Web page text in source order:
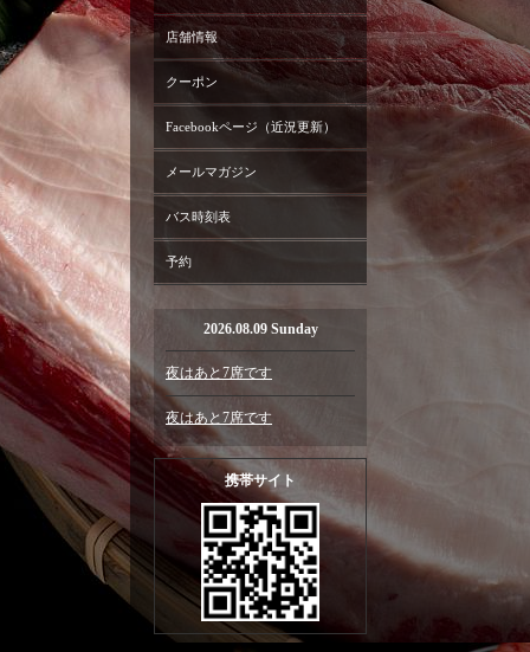
店舗情報
クーポン
Facebookページ（近況更新）
メールマガジン
バス時刻表
予約
2026.08.09 Sunday
夜はあと7席です
夜はあと7席です
携帯サイト